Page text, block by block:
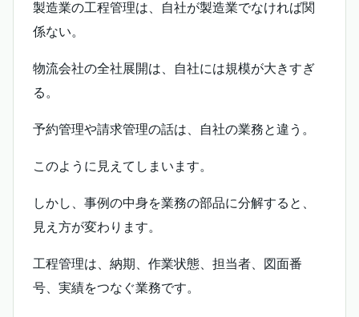
製造業の工程管理は、自社が製造業でなければ関
係ない。
物流会社の全社展開は、自社には規模が大きすぎ
る。
予約管理や請求管理の話は、自社の業務と違う。
このように見えてしまいます。
しかし、事例の中身を業務の部品に分解すると、
見え方が変わります。
工程管理は、納期、作業状態、担当者、図面番
号、実績をつなぐ業務です。